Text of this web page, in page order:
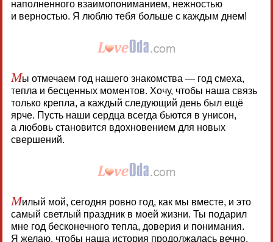
наполненного взаимопониманием, нежностью
и верностью. Я люблю тебя больше с каждым днем!
Мы отмечаем год нашего знакомства — год смеха,
тепла и бесценных моментов. Хочу, чтобы наша связь
только крепла, а каждый следующий день был ещё
ярче. Пусть наши сердца всегда бьются в унисон,
а любовь становится вдохновением для новых
свершений.
Милый мой, сегодня ровно год, как мы вместе, и это
самый светлый праздник в моей жизни. Ты подарил
мне год бесконечного тепла, доверия и понимания.
Я желаю, чтобы наша история продолжалась вечно,